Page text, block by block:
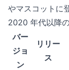
やマスコットに
2020 年代以降
バー
ジョ
ン
リリー
ス